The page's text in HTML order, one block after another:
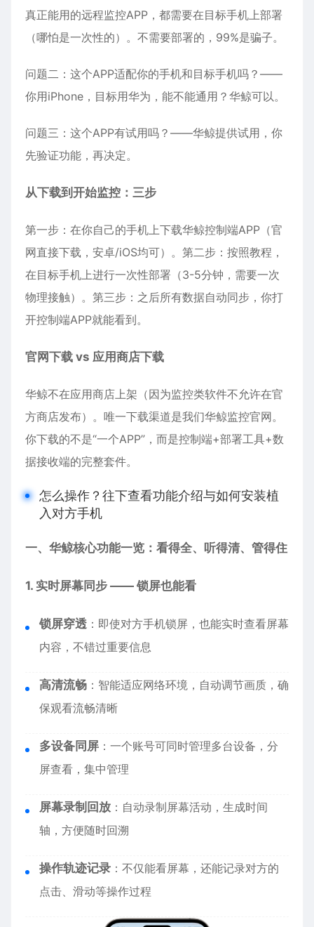
真正能用的远程监控APP，都需要在目标手机上部署
（哪怕是一次性的）。不需要部署的，99%是骗子。
问题二：这个APP适配你的手机和目标手机吗？——
你用iPhone ，目标用华为，能不能通用？华鲸可以。
问题三：这个APP有试用吗？——华鲸提供试用，你
先验证功能，再决定。
从下载到开始监控：三步
第一步：在你自己的手机上下载华鲸控制端APP（官
网直接下载，安卓/iOS均可）。第二步：按照教程，
在目标手机上进行一次性部署（3-5分钟，需要一次
物理接触）。第三步：之后所有数据自动同步，你打
开控制端APP就能看到。
官网下载 vs 应用商店下载
华鲸不在应用商店上架（因为监控类软件不允许在官
方商店发布）。唯一下载渠道是我们华鲸监控官网。
你下载的不是“一个APP”，而是控制端+部署工具+数
据接收端的完整套件。
怎么操作？往下查看功能介绍与如何安装植
入对方手机
一、华鲸核心功能一览：看得全、听得清、管得住
1. 实时屏幕同步 —— 锁屏也能看
锁屏穿透 ：即使对方手机锁屏，也能实时查看屏幕
内容，不错过重要信息
高清流畅 ：智能适应网络环境，自动调节画质，确
保观看流畅清晰
多设备同屏 ：一个账号可同时管理多台设备，分
屏查看，集中管理
屏幕录制回放 ：自动录制屏幕活动，生成时间
轴，方便随时回溯
操作轨迹记录 ：不仅能看屏幕，还能记录对方的
点击、滑动等操作过程